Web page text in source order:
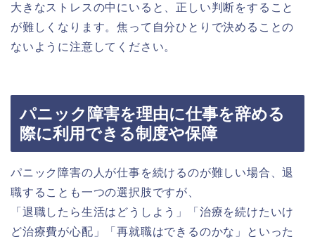
大きなストレスの中にいると、正しい判断をすること
が難しくなります。焦って自分ひとりで決めることの
ないように注意してください。
パニック障害を理由に仕事を辞める
際に利用できる制度や保障
パニック障害の人が仕事を続けるのが難しい場合、退
職することも一つの選択肢ですが、
「退職したら生活はどうしよう」「治療を続けたいけ
ど治療費が心配」「再就職はできるのかな」といった